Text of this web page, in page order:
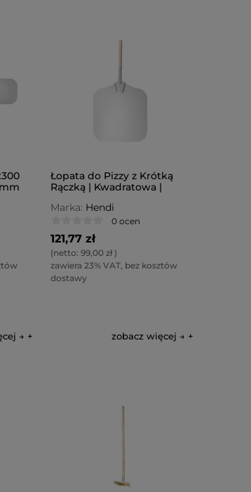
→
Łopata do Pizzy z Krótką
Rączką | Kwadratowa |
Marka: Hendi
0 ocen
121,77 zł
(netto:99,00 zł)
zawiera 23% VAT, bez kosztów
dostawy
zobacz więcej →